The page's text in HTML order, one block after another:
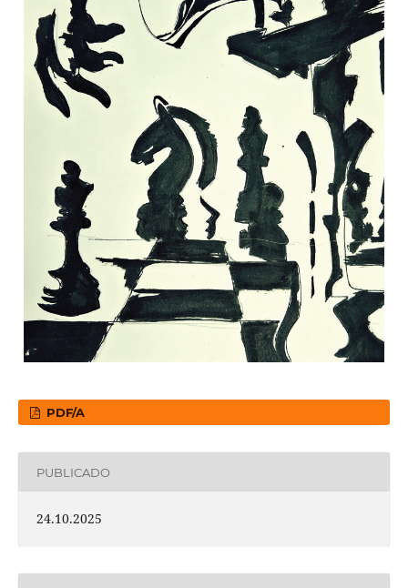
PDF/A
PUBLICADO
24.10.2025